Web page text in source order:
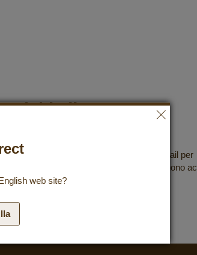
alla nostra
alla nostra newsletter gratuita via e-mail per
le ultime offerte e assicurarti il tuo buono
web site?